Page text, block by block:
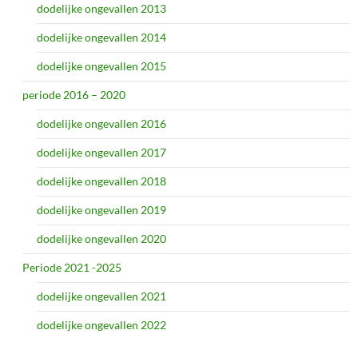
dodelijke ongevallen 2013
dodelijke ongevallen 2014
dodelijke ongevallen 2015
periode 2016 – 2020
dodelijke ongevallen 2016
dodelijke ongevallen 2017
dodelijke ongevallen 2018
dodelijke ongevallen 2019
dodelijke ongevallen 2020
Periode 2021 -2025
dodelijke ongevallen 2021
dodelijke ongevallen 2022